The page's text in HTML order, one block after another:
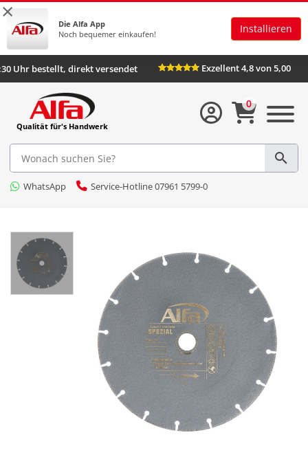
×
Die Alfa App
Noch bequemer einkaufen!
Installieren
16:30 Uhr bestellt, direkt versendet Exzellent 4,8 von 5,00
Qualität für's Handwerk
WhatsApp Service-Hotline 07961 5799-0
0